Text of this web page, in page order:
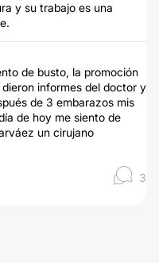
y su trabajo es una
de busto, la promoción
informes del doctor y
de 3 embarazos mis
de hoy me siento de
un cirujano
3